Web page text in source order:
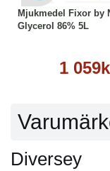
Mjukmedel Fixor by
Glycerol 86% 5L
1
Diversey